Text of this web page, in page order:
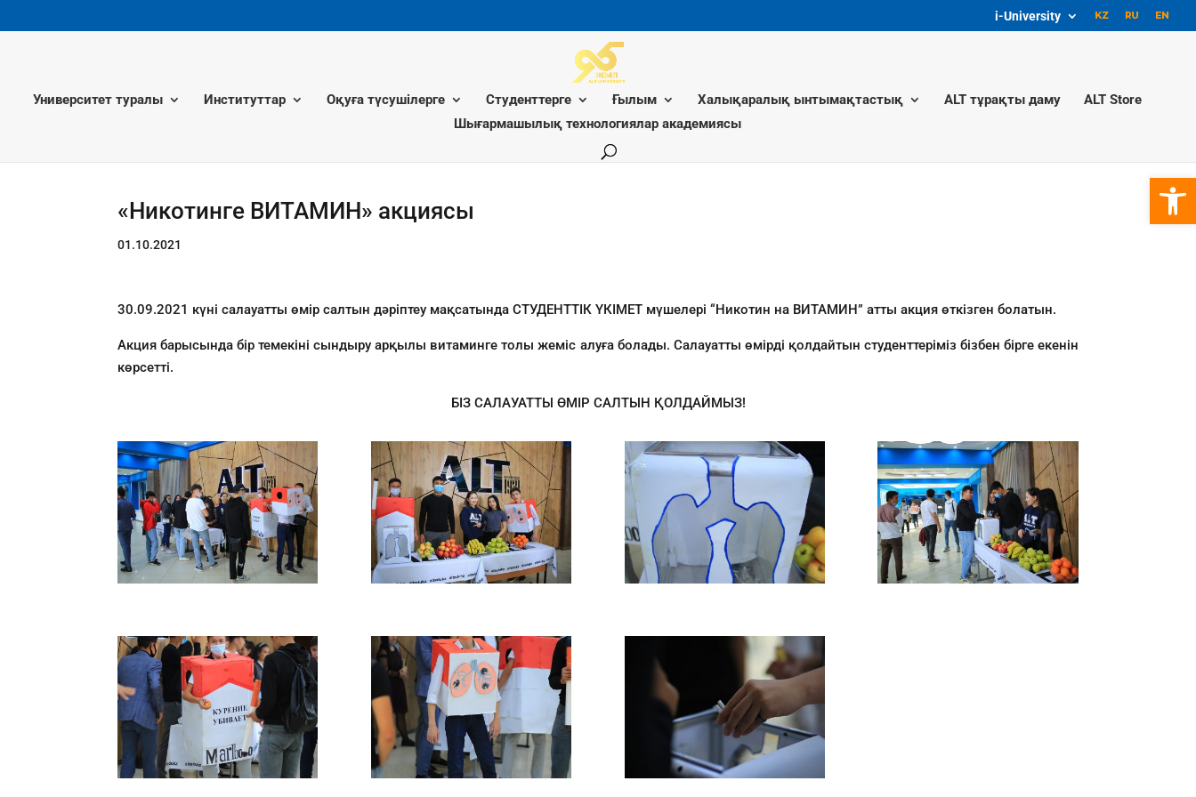
i-University
Университет туралы Институттар Оқуға түсушілерге Студенттерге Ғылым Халықаралық ынтымақтастық ALT тұрақты даму
ALT Store
Шығармашылық технологиялар академиясы
«Никотинге ВИТАМИН» акциясы
01.10.2021
30.09.2021 күні салауатты өмір салтын дәріптеу мақсатында СТУДЕНТТІК ҮКІМЕТ мүшелері “Никотин на ВИТАМИН” атты акция өткізген болатын.
Акция барысында бір темекіні сындыру арқылы витаминге толы жеміс алуға болады. Салауатты өмірді қолдайтын студенттеріміз бізбен бірге екенін
көрсетті.
БІЗ САЛАУАТТЫ ӨМІР САЛТЫН ҚОЛДАЙМЫЗ!